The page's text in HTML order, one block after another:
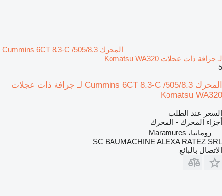
المحرك Cummins 6CT 8.3-C /505/8.3
لـ جرافة ذات عجلات Komatsu WA320
5
المحرك Cummins 6CT 8.3-C /505/8.3 لـ جرافة ذات عجلات
Komatsu WA320
السعر عند الطلب
أجزاء المحرك - المحرك
رومانيا، Maramures
SC BAUMACHINE ALEXA RATEZ SRL
الاتصال بالبائع